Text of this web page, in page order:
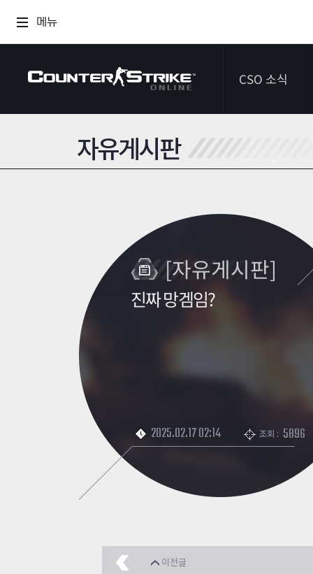
메뉴
CSO 소식
자유게시판
[자유게시판]
진짜 망겜임?
2025.02.17 02:14 조회 : 5896
이전글